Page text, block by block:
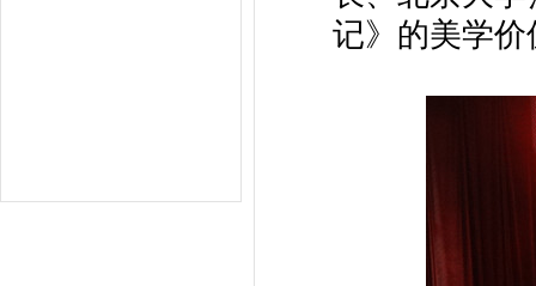
记》的美学价